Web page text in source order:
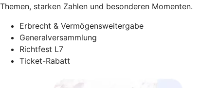
Themen, starken Zahlen und besonderen Momenten.
Erbrecht & Vermögensweitergabe
Generalversammlung
Richtfest L7
Ticket-Rabatt